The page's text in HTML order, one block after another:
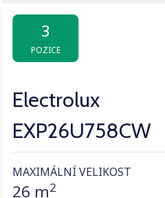
3
POZICE
Electrolux
EXP26U758CW
MAXIMÁLNÍ VELIKOST
26 m2